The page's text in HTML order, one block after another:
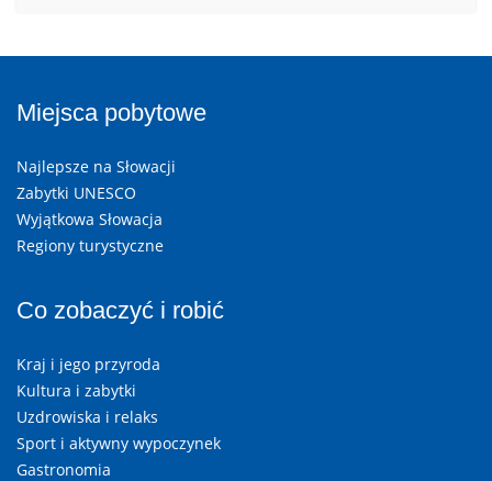
Miejsca pobytowe
Najlepsze na Słowacji
Zabytki UNESCO
Wyjątkowa Słowacja
Regiony turystyczne
Co zobaczyć i robić
Kraj i jego przyroda
Kultura i zabytki
Uzdrowiska i relaks
Sport i aktywny wypoczynek
Gastronomia